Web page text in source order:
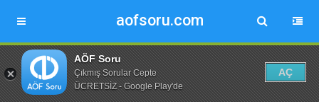
aofsoru.com
AÖF Soru
Çıkmış Sorular Cepte
ÜCRETSİZ - Google Play'de
AÇ